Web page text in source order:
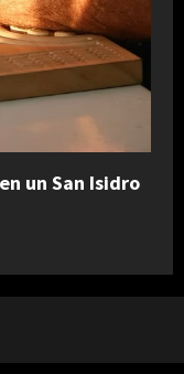
un San Isidro